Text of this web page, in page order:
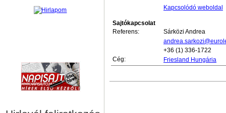
Kapcsolódó weboldal
Sajtókapcsolat
Referens:
Sárközi Andrea
+36 (1) 336-1722
Cég:
Friesland Hungária